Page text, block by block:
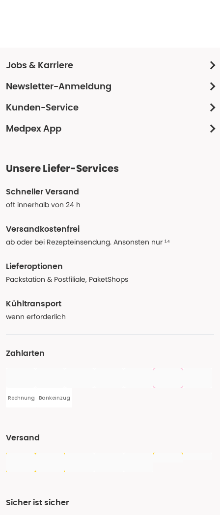
Jobs & Karriere
Newsletter-Anmeldung
Kunden-Service
Medpex App
Unsere Liefer-Services
Schneller Versand
oft innerhalb von 24 h
Versandkostenfrei
ab oder bei Rezepteinsendung. Ansonsten nur ¹⁴
Lieferoptionen
Packstation & Postfiliale, PaketShops
Kühltransport
wenn erforderlich
Zahlarten
Rechnung Bankeinzug
Versand
Sicher ist sicher